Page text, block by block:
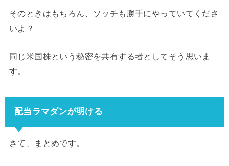
そのときはもちろん、ソッチも勝手にやっていてくださ
いよ？
同じ米国株という秘密を共有する者としてそう思いま
す。
配当ラマダンが明ける
さて、まとめです。